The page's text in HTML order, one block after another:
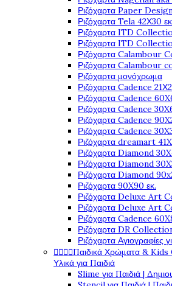
Ριζόχαρτα Paper
Ριζόχαρτα Tela 42Χ30
Ριζόχαρτα ITD
Ριζόχαρτα ITD
Ριζόχαρτα Calambour
Ριζόχαρτα Calambour
Ριζόχαρτα μονόχρωμα
Ριζόχαρτα Cadence
Ριζόχαρτα Cadence
Ριζόχαρτα Cadence
Ριζόχαρτα Cadence
Ριζόχαρτα Cadence
Ριζόχαρτα dreamart
Ριζόχαρτα Diamond
Ριζόχαρτα Diamond
Ριζόχαρτα Diamond
Ριζόχαρτα 90X90 εκ.
Ριζόχαρτα Deluxe Art
Ριζόχαρτα Deluxe Art
Ριζόχαρτα Cadence
Ριζόχαρτα DR
Ριζόχαρτα Αγιογραφίες
Παιδικά Χρώματα & Kids
Υλικά για Παιδιά
Slime για Παιδιά |